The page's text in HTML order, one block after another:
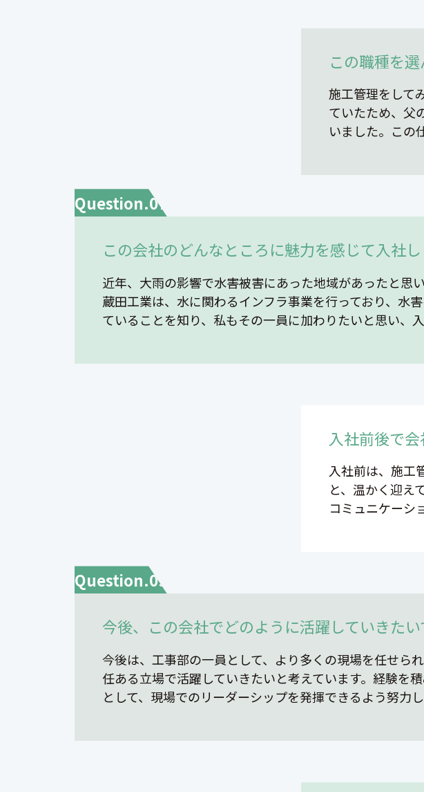
この職種を
施工管理をして
ていたため、父
いました。この
Question.07
この会社のどんなところに魅力を感じて入社
近年、大雨の影響で水害被害にあった地域があったと思い
蔵田工業は、水に関わるインフラ事業を行っており、水
ていることを知り、私もその一員に加わりたいと思い、
入社前後で
入社前は、施工
と、温かく迎え
コミュニケーシ
Question.09
今後、この会社でどのように活躍していきたい
今後は、工事部の一員として、より多くの現場を任せら
任ある立場で活躍していきたいと考えています。経験を
として、現場でのリーダーシップを発揮できるよう努力し